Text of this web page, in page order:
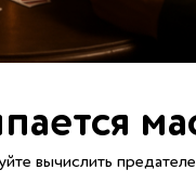
вычислить